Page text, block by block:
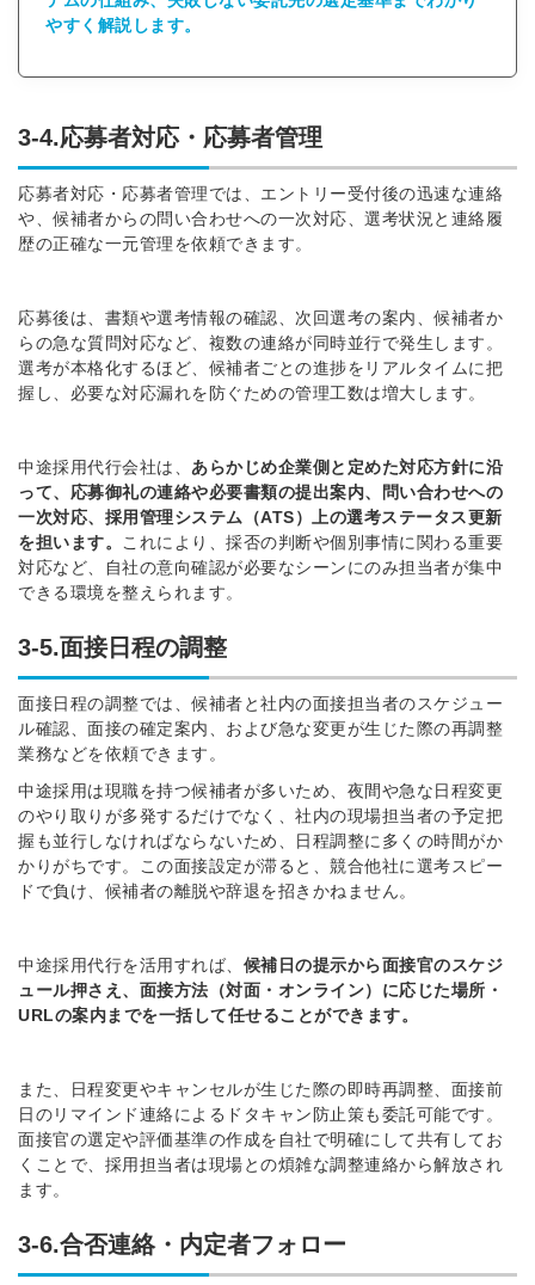
やすく解説します。
3-4.応募者対応・応募者管理
応募者対応・応募者管理では、エントリー受付後の迅速な連絡
や、候補者からの問い合わせへの一次対応、選考状況と連絡履
歴の正確な一元管理を依頼できます。
応募後は、書類や選考情報の確認、次回選考の案内、候補者か
らの急な質問対応など、複数の連絡が同時並行で発生します。
選考が本格化するほど、候補者ごとの進捗をリアルタイムに把
握し、必要な対応漏れを防ぐための管理工数は増大します。
中途採用代行会社は、 あらかじめ企業側と定めた対応方針に沿
って、応募御礼の連絡や必要書類の提出案内、問い合わせへの
一次対応、採用管理システム（ATS）上の選考ステータス更新
を担います。
これにより、採否の判断や個別事情に関わる重要
対応など、自社の意向確認が必要なシーンにのみ担当者が集中
できる環境を整えられます。
3-5.面接日程の調整
面接日程の調整では、候補者と社内の面接担当者のスケジュー
ル確認、面接の確定案内、および急な変更が生じた際の再調整
業務などを依頼できます。
中途採用は現職を持つ候補者が多いため、夜間や急な日程変更
のやり取りが多発するだけでなく、社内の現場担当者の予定把
握も並行しなければならないため、日程調整に多くの時間がか
かりがちです。この面接設定が滞ると、競合他社に選考スピー
ドで負け、候補者の離脱や辞退を招きかねません。
中途採用代行を活用すれば、 候補日の提示から面接官のスケジ
ュール押さえ、面接方法（対面・オンライン）に応じた場所・
URLの案内までを一括して任せることができます。
また、日程変更やキャンセルが生じた際の即時再調整、面接前
日のリマインド連絡によるドタキャン防止策も委託可能です。
面接官の選定や評価基準の作成を自社で明確にして共有してお
くことで、採用担当者は現場との煩雑な調整連絡から解放され
ます。
3-6.合否連絡・内定者フォロー
でログイン
せん
利用規約と個人情報の取り扱いについて
他サービスIDで登録
みんなの採用部があなたの許可なく投稿すること
はありません